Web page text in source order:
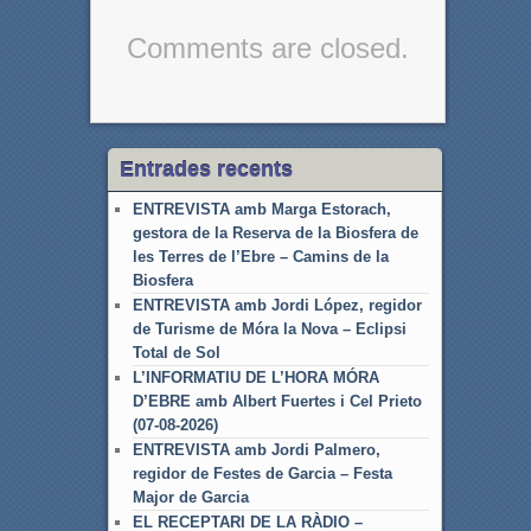
Comments are closed.
Entrades recents
ENTREVISTA amb Marga Estorach,
gestora de la Reserva de la Biosfera de
les Terres de l’Ebre – Camins de la
Biosfera
ENTREVISTA amb Jordi López, regidor
de Turisme de Móra la Nova – Eclipsi
Total de Sol
L’INFORMATIU DE L’HORA MÓRA
D’EBRE amb Albert Fuertes i Cel Prieto
(07-08-2026)
ENTREVISTA amb Jordi Palmero,
regidor de Festes de Garcia – Festa
Major de Garcia
EL RECEPTARI DE LA RÀDIO –